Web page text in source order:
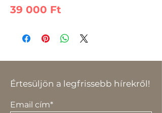
39 000 Ft
Értesüljön a legfrissebb hírekről!
Email cím*